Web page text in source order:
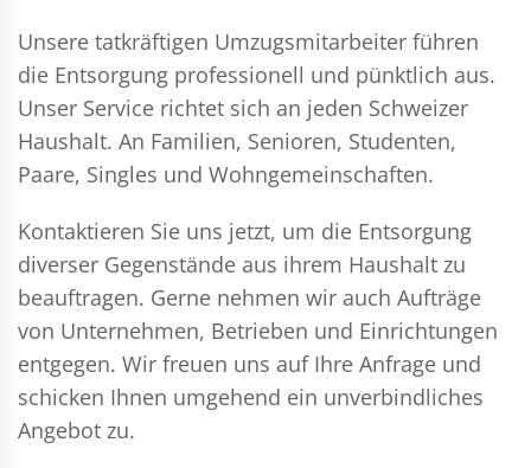
Unsere tatkräftigen Umzugsmitarbeiter führen
die Entsorgung professionell und pünktlich aus.
Unser Service richtet sich an jeden Schweizer
Haushalt. An Familien, Senioren, Studenten,
Paare, Singles und Wohngemeinschaften.
Kontaktieren Sie uns jetzt, um die Entsorgung
diverser Gegenstände aus ihrem Haushalt zu
beauftragen. Gerne nehmen wir auch Aufträge
von Unternehmen, Betrieben und Einrichtungen
entgegen. Wir freuen uns auf Ihre Anfrage und
schicken Ihnen umgehend ein unverbindliches
Angebot zu.